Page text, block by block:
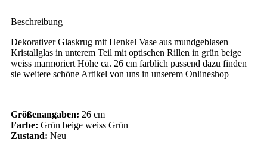
Beschreibung
Dekorativer Glaskrug mit Henkel Vase aus mundgeblasen
Kristallglas in unterem Teil mit optischen Rillen in grün beige
weiss marmoriert Höhe ca. 26 cm farblich passend dazu finden
sie weitere schöne Artikel von uns in unserem Onlineshop
Größenangaben: 26 cm
Farbe: Grün beige weiss Grün
Zustand: Neu